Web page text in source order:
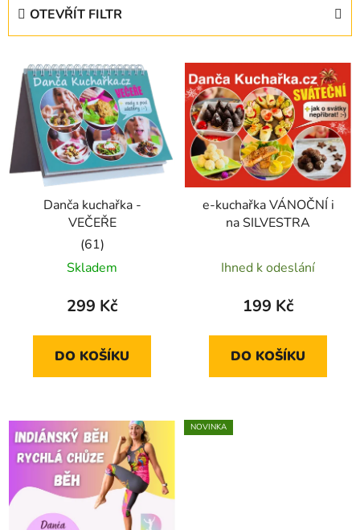
o
d
u
k
OTEVŘÍT FILTR
p
s
p
Danča kuchařka -
VEČEŘE
Průměrné
hodnocení
produktu
5,0
z
Skladem
299 Kč
DO KOŠÍKU
e-kuchařka VÁNOČNÍ i
na SILVESTRA
Ihned k odeslání
199 Kč
DO KOŠÍKU
NOVINKA